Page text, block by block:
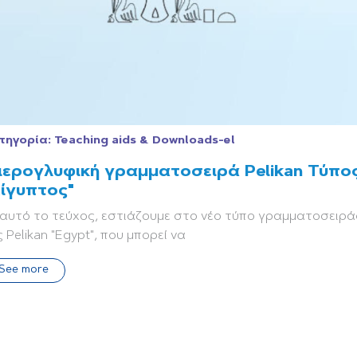
Teaching aids & Downloads-el
γραμματοσειρά Pelikan
το τεύχος, εστιάζουμε στο νέο τύπο
Pelikan "Egypt", που μπορεί να
more